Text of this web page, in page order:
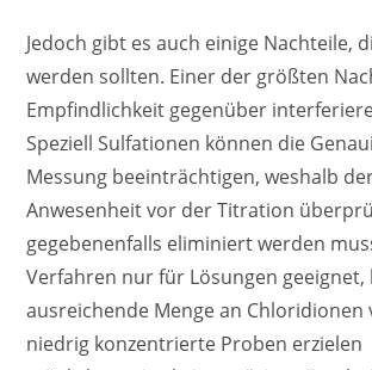
Jedoch gibt es auch einige Nachteile,
werden sollten. Einer der größten
Empfindlichkeit gegenüber
Speziell Sulfationen können die
Messung beeinträchtigen, weshalb
Anwesenheit vor der Titration
gegebenenfalls eliminiert werden
Verfahren nur für Lösungen geeignet,
ausreichende Menge an Chloridionen
niedrig konzentrierte Proben erzielen